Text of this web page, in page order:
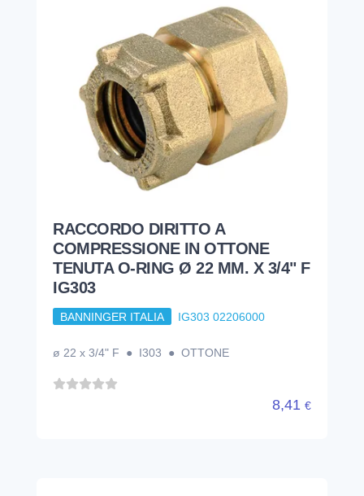
RACCORDO DIRITTO A
COMPRESSIONE IN OTTONE
TENUTA O-RING Ø 22 MM. X 3/4" F
IG303
BANNINGER ITALIA IG303 02206000
ø 22 x 3/4" F ● I303 ● OTTONE
8,41 €